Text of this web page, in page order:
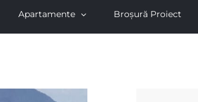
Apartamente Broșură Proiect